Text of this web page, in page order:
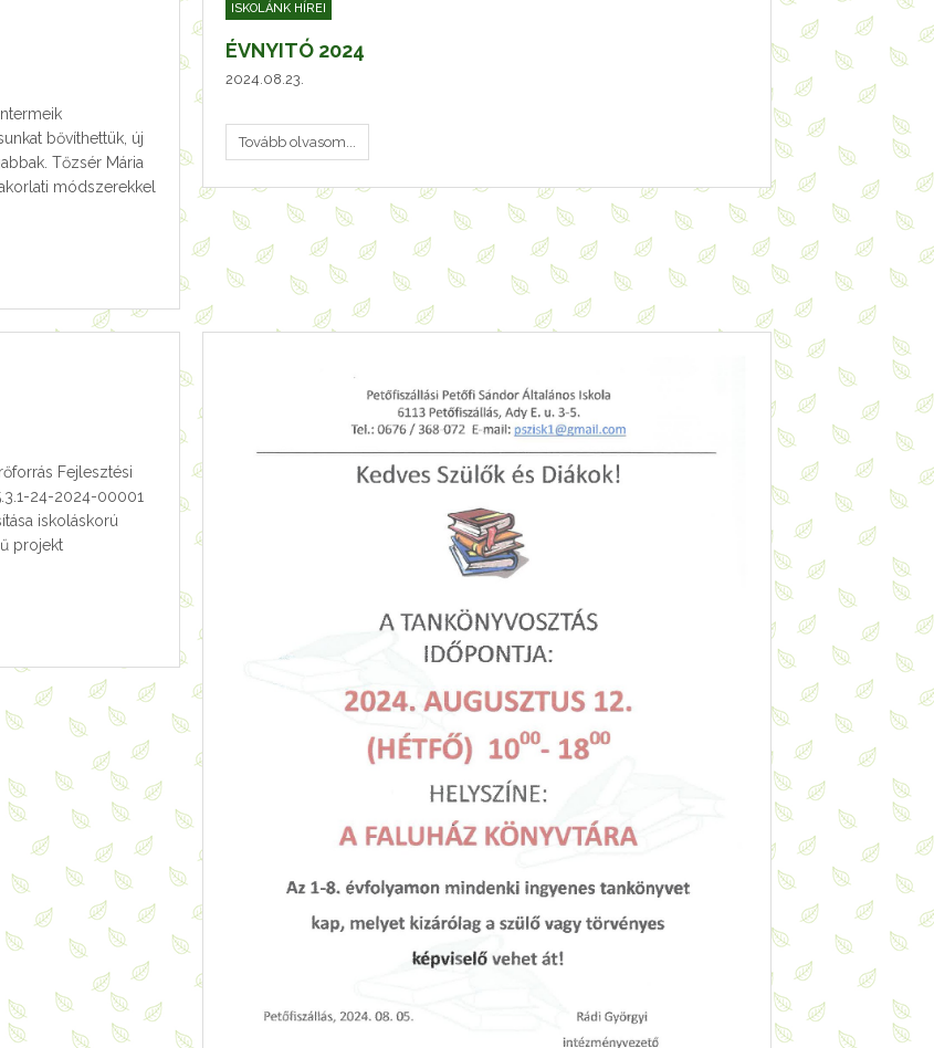
bővíthettük, új
Tőzsér Mária
módszerekkel
ISKOLÁNK HÍREI
ÉVNYITÓ 2024
2024.08.23.
Tovább olvasom...
Fejlesztési
24-2024-00001
iskoláskorú
projekt